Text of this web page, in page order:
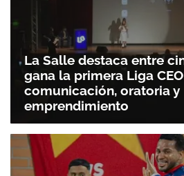
La Salle destaca entre
gana la primera Liga
comunicación, oratoria y
emprendimiento